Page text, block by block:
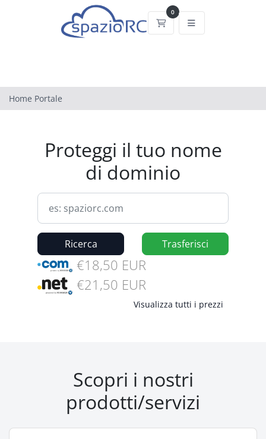
0
Carrello
Home Portale
Proteggi il tuo nome
di dominio
Ricerca Trasferisci
€18,50 EUR
€21,50 EUR
Visualizza tutti i prezzi
Scopri i nostri
prodotti/servizi